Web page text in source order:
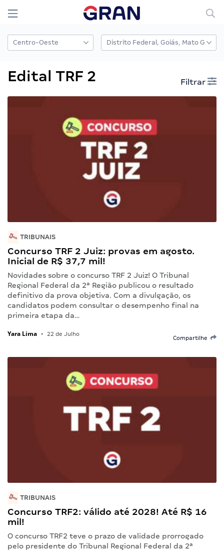
Edital TRF 2 Filtrar
TRIBUNAIS
Concurso TRF 2 Juiz: provas em agosto.
Inicial de R$ 37,7 mil!
Novidades sobre o concurso TRF 2 Juiz! O Tribunal
Regional Federal da 2ª Região publicou o resultado
definitivo da prova objetiva. Com a divulgação, os
candidatos podem consultar o desempenho final na
primeira etapa da…
Yara Lima • 22 de Julho
Compartilhe
TRIBUNAIS
Concurso TRF2: válido até 2028! Até R$ 16
mil!
O concurso TRF2 teve o prazo de validade prorrogado
pelo presidente do Tribunal Regional Federal da 2ª